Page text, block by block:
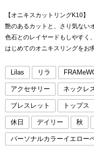
【オニキスカットリングK10】
艶のあるカットと、さり気ない
色石とのレイヤードもしやすく
はじめてのオニキスリングをお
Lilas リラ
アクセサリー ネックレ
ブレスレット トップス
休日 デイリー 秋
パーソナルカラーイエロー